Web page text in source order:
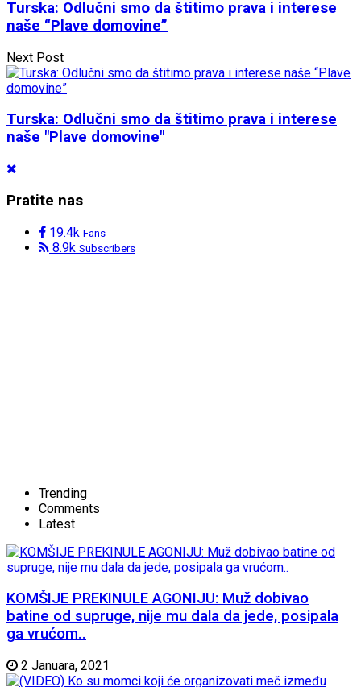
Turska: Odlučni smo da štitimo prava i interese
naše “Plave domovine”
Next Post
Turska: Odlučni smo da štitimo prava i interese
naše "Plave domovine"
Pratite nas
19.4k Fans
8.9k Subscribers
Trending
Comments
Latest
KOMŠIJE PREKINULE AGONIJU: Muž dobivao
batine od supruge, nije mu dala da jede, posipala
ga vrućom..
2 Januara, 2021